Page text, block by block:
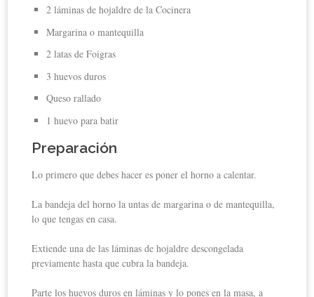
2 láminas de hojaldre de la Cocinera
Margarina o mantequilla
2 latas de Foigras
3 huevos duros
Queso rallado
1 huevo para batir
Preparación
Lo primero que debes hacer es poner el horno a calentar.
La bandeja del horno la untas de margarina o de mantequilla,
lo que tengas en casa.
Extiende una de las láminas de hojaldre descongelada
previamente hasta que cubra la bandeja.
Parte los huevos duros en láminas y lo pones en la masa, a